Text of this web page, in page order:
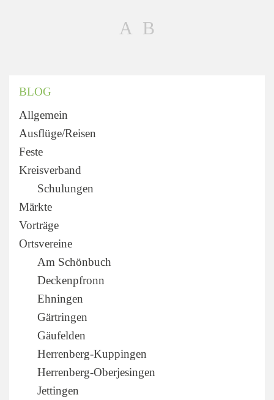
BLOG
Allgemein
Ausflüge/Reisen
Feste
Kreisverband
Schulungen
Märkte
Vorträge
Ortsvereine
Am Schönbuch
Deckenpfronn
Ehningen
Gärtringen
Gäufelden
Herrenberg-Kuppingen
Herrenberg-Oberjesingen
Jettingen